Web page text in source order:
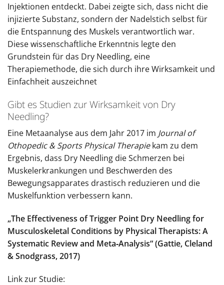
Injektionen entdeckt. Dabei zeigte sich, dass nicht die
injizierte Substanz, sondern der Nadelstich selbst für
die Entspannung des Muskels verantwortlich war.
Diese wissenschaftliche Erkenntnis legte den
Grundstein für das Dry Needling, eine
Therapiemethode, die sich durch ihre Wirksamkeit und
Einfachheit auszeichnet
Gibt es Studien zur Wirksamkeit von Dry
Needling?
Eine Metaanalyse aus dem Jahr 2017 im Journal of
Othopedic & Sports Physical Therapiekam zu dem
Ergebnis, dass Dry Needling die Schmerzen bei
Muskelerkrankungen und Beschwerden des
Bewegungsapparates drastisch reduzieren und die
Muskelfunktion verbessern kann.
„The Effectiveness of Trigger Point Dry Needling for
Musculoskeletal Conditions by Physical Therapists: A
Systematic Review and Meta‑Analysis“ (Gattie, Cleland
& Snodgrass, 2017)
Link zur Studie: